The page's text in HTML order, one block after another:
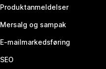
Produktanmeldelser
Mersalg og sampak
E-mailmarkedsføring
SEO